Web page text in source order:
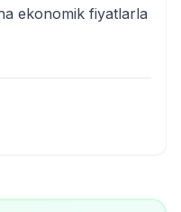
ekonomik fiyatlarla